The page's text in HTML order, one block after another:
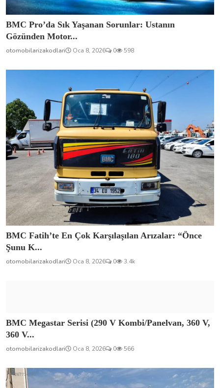
BMC Pro’da Sık Yaşanan Sorunlar: Ustanın
Gözünden Motor...
otomobilarizakodlari Oca 8, 2026 0 598
BMC Fatih’te En Çok Karşılaşılan Arızalar: “Önce
Şunu K...
otomobilarizakodlari Oca 8, 2026 0 3.4k
BMC Megastar Serisi (290 V Kombi/Panelvan, 360 V,
360 V...
otomobilarizakodlari Oca 8, 2026 0 566